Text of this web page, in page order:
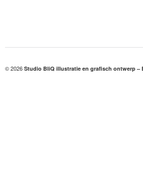
© 2026 Studio BliQ illustratie en grafisch ontwerp –